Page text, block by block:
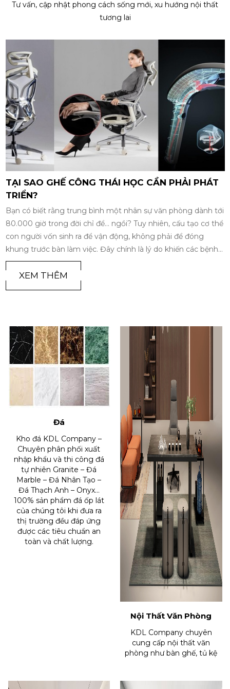
Tư vấn, cập nhật phong cách sống mới, xu hướng nội thất
tương lai
TẠI SAO GHẾ CÔNG THÁI HỌC CẦN PHẢI PHÁT
TRIỂN?
Bạn có biết rằng trung bình một nhân sự văn phòng dành tới
80.000 giờ trong đời chỉ để... ngồi? Tuy nhiên, cấu tạo cơ thể
con người vốn sinh ra để vận động, không phải để đóng
khung trước bàn làm việc. Đây chính là lý do khiến các bệnh
lý về cột sống trở thành 'đại dịch âm thầm' của thế kỷ 21.
Trong bối cảnh đó, sự ra đời và phát triển của ghế công thái
học không chỉ là một xu hướng nội thất nhất thời, mà đã trở
XEM THÊM
Đá
Kho đá KDL Company –
Chuyên phân phối xuất
nhập khẩu và thi công đá
tự nhiên Granite – Đá
Marble – Đá Nhân Tạo –
Đá Thạch Anh – Onyx…
100% sản phẩm đá ốp lát
của chúng tôi khi đưa ra
thị trường đều đáp ứng
được các tiêu chuẩn an
toàn và chất lượng.
Nội Thất Văn Phòng
KDL Company chuyên
cung cấp nội thất văn
phòng như bàn ghế, tủ kệ